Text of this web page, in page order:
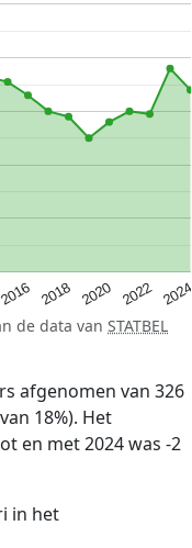
2016 2018 2020 2022 2024
de data van STATBEL
afgenomen van 326
18%). Het
en met 2024 was -2
in het